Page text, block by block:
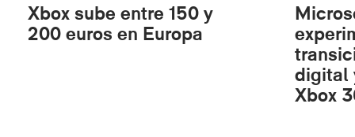
Xbox sube entre 150 y
200 euros en Europa
digital
Xbox